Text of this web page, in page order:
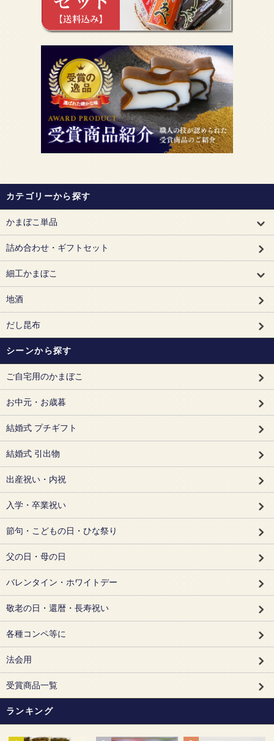
カテゴリーから探す
かまぼこ単品
詰め合わせ・ギフトセット
細工かまぼこ
地酒
だし昆布
シーンから探す
ご自宅用のかまぼこ
お中元・お歳暮
結婚式 プチギフト
結婚式 引出物
出産祝い・内祝
入学・卒業祝い
節句・こどもの日・ひな祭り
父の日・母の日
バレンタイン・ホワイトデー
敬老の日・還暦・長寿祝い
各種コンペ等に
法会用
受賞商品一覧
ランキング